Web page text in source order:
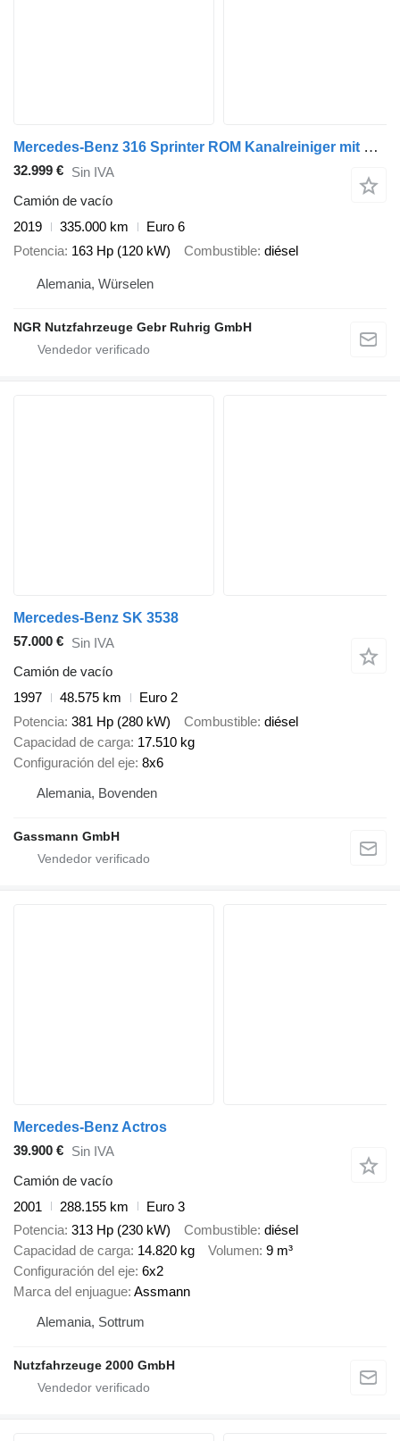
Mercedes-Benz 316 Sprinter ROM Kanalreiniger mit Diesel Motor
32.999 € Sin IVA
Camión de vacío
2019
335.000 km
Euro 6
Potencia 163 Hp (120 kW) Combustible diésel
Alemania, Würselen
NGR Nutzfahrzeuge Gebr Ruhrig GmbH
Mercedes-Benz SK 3538
57.000 € Sin IVA
Camión de vacío
1997
48.575 km
Euro 2
Potencia 381 Hp (280 kW) Combustible diésel
Capacidad de carga 17.510 kg
Configuración del eje 8x6
Alemania, Bovenden
Gassmann GmbH
Mercedes-Benz Actros
39.900 € Sin IVA
Camión de vacío
2001
288.155 km
Euro 3
Potencia 313 Hp (230 kW) Combustible diésel
Capacidad de carga 14.820 kg Volumen 9 m³
Configuración del eje 6x2
Marca del enjuague Assmann
Alemania, Sottrum
Nutzfahrzeuge 2000 GmbH